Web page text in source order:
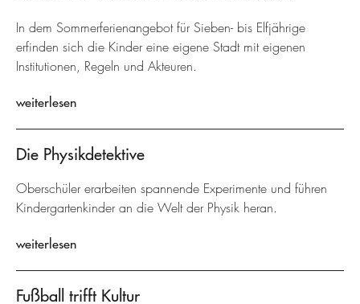
In dem Sommerferienangebot für Sieben- bis Elfjährige
erfinden sich die Kinder eine eigene Stadt mit eigenen
Institutionen, Regeln und Akteuren.
weiterlesen
Die Physikdetektive
Oberschüler erarbeiten spannende Experimente und führen
Kindergartenkinder an die Welt der Physik heran.
weiterlesen
Fußball trifft Kultur